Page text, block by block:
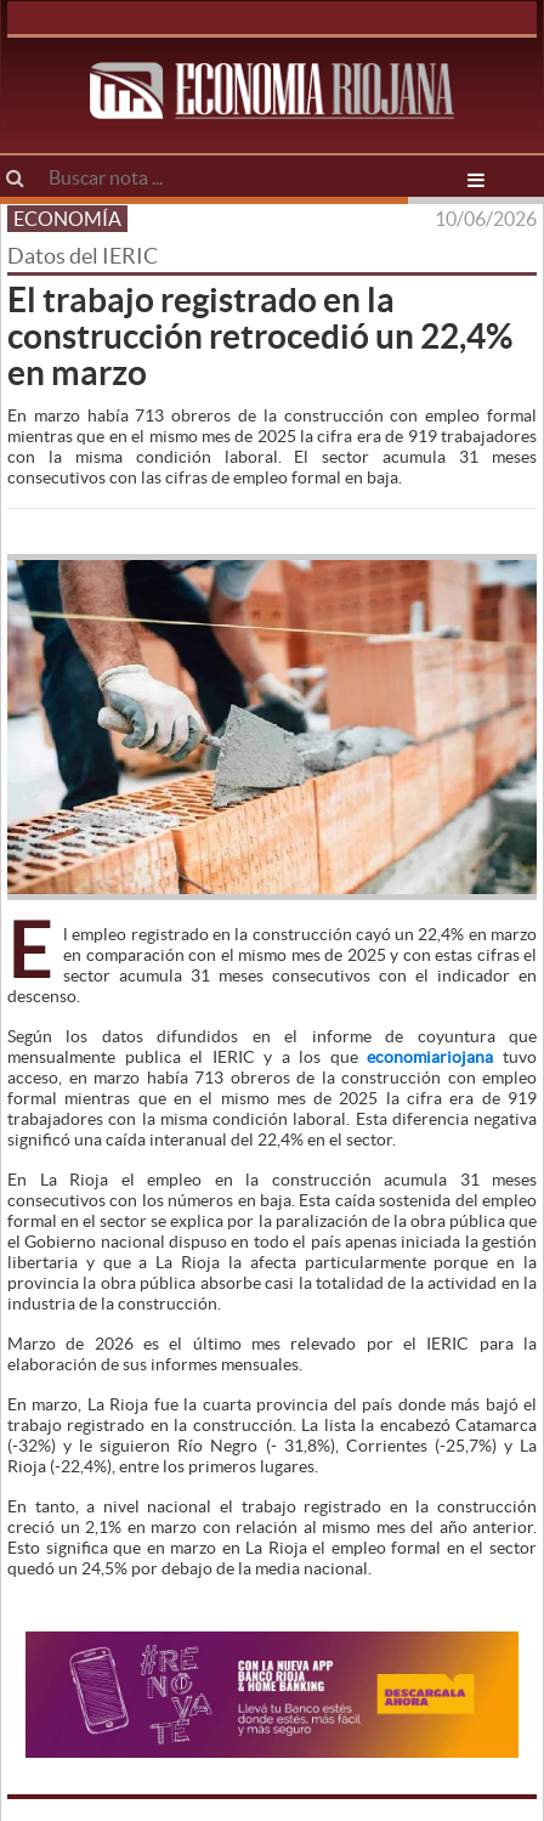
ECONOMÍA 10/06/2026
Datos del IERIC
El trabajo registrado en la
construcción retrocedió un 22,4%
en marzo
En marzo había 713 obreros de la construcción con empleo formal
mientras que en el mismo mes de 2025 la cifra era de 919 trabajadores
con la misma condición laboral. El sector acumula 31 meses
consecutivos con las cifras de empleo formal en baja.
E
l empleo registrado en la construcción cayó un 22,4% en marzo
en comparación con el mismo mes de 2025 y con estas cifras el
sector acumula 31 meses consecutivos con el indicador en
descenso.
Según los datos difundidos en el informe de coyuntura que
mensualmente publica el IERIC y a los queeconomiariojana tuvo
acceso, en marzo había 713 obreros de la construcción con empleo
formal mientras que en el mismo mes de 2025 la cifra era de 919
trabajadores con la misma condición laboral. Esta diferencia negativa
significó una caída interanual del 22,4% en el sector.
En La Rioja el empleo en la construcción acumula 31 meses
consecutivos con los números en baja. Esta caída sostenida del empleo
formal en el sector se explica por la paralización de la obra pública que
el Gobierno nacional dispuso en todo el país apenas iniciada la gestión
libertaria y que a La Rioja la afecta particularmente porque en la
provincia la obra pública absorbe casi la totalidad de la actividad en la
industria de la construcción.
Marzo de 2026 es el último mes relevado por el IERIC para la
elaboración de sus informes mensuales.
En marzo, La Rioja fue la cuarta provincia del país donde más bajó el
trabajo registrado en la construcción. La lista la encabezó Catamarca
(-32%) y le siguieron Río Negro (- 31,8%), Corrientes (-25,7%) y La
Rioja (-22,4%), entre los primeros lugares.
En tanto, a nivel nacional el trabajo registrado en la construcción
creció un 2,1% en marzo con relación al mismo mes del año anterior.
Esto significa que en marzo en La Rioja el empleo formal en el sector
quedó un 24,5% por debajo de la media nacional.